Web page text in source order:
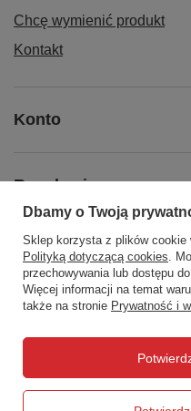
Chcę wymienić produkt
Kontakt
Konto
Regulaminy
Social Media
CentrumWarsztatowe.pl
Dbamy o Twoją
Sklep korzysta z plików cookie
Polityką dotyczącą cookies.
przechowywania lub dostępu
Więcej informacji na temat
także na stronie Prywatność i